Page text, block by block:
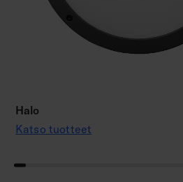
Halo
Katso tuotteet